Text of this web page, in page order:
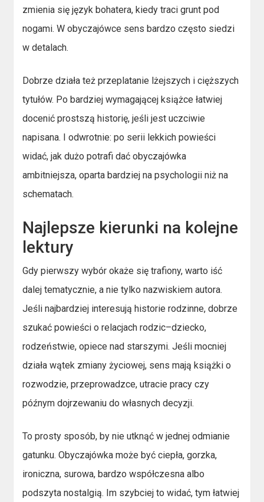
zmienia się język bohatera, kiedy traci grunt pod
nogami. W obyczajówce sens bardzo często siedzi
w detalach.
Dobrze działa też przeplatanie lżejszych i cięższych
tytułów. Po bardziej wymagającej książce łatwiej
docenić prostszą historię, jeśli jest uczciwie
napisana. I odwrotnie: po serii lekkich powieści
widać, jak dużo potrafi dać obyczajówka
ambitniejsza, oparta bardziej na psychologii niż na
schematach.
Najlepsze kierunki na kolejne
lektury
Gdy pierwszy wybór okaże się trafiony, warto iść
dalej tematycznie, a nie tylko nazwiskiem autora.
Jeśli najbardziej interesują historie rodzinne, dobrze
szukać powieści o relacjach rodzic–dziecko,
rodzeństwie, opiece nad starszymi. Jeśli mocniej
działa wątek zmiany życiowej, sens mają książki o
rozwodzie, przeprowadzce, utracie pracy czy
późnym dojrzewaniu do własnych decyzji.
To prosty sposób, by nie utknąć w jednej odmianie
gatunku. Obyczajówka może być ciepła, gorzka,
ironiczna, surowa, bardzo współczesna albo
podszyta nostalgią. Im szybciej to widać, tym łatwiej